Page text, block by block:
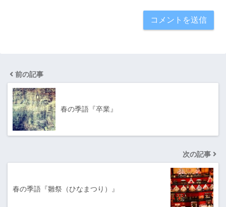
前の記事
春の季語『卒業』
次の記事
春の季語『雛祭（ひなまつり）』